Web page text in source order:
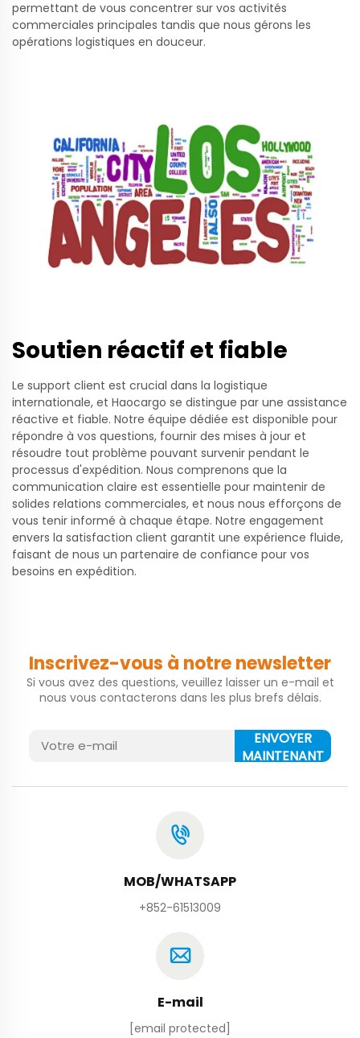
permettant de vous concentrer sur vos activités
commerciales principales tandis que nous gérons les
opérations logistiques en douceur.
Soutien réactif et fiable
Le support client est crucial dans la logistique
internationale, et Haocargo se distingue par une assistance
réactive et fiable. Notre équipe dédiée est disponible pour
répondre à vos questions, fournir des mises à jour et
résoudre tout problème pouvant survenir pendant le
processus d'expédition. Nous comprenons que la
communication claire est essentielle pour maintenir de
solides relations commerciales, et nous nous efforçons de
vous tenir informé à chaque étape. Notre engagement
envers la satisfaction client garantit une expérience fluide,
faisant de nous un partenaire de confiance pour vos
besoins en expédition.
Inscrivez-vous à notre newsletter
Si vous avez des questions, veuillez laisser un e-mail et
nous vous contacterons dans les plus brefs délais.
ENVOYER
MAINTENANT
MOB/WHATSAPP
+852-61513009
E-mail
[email protected]